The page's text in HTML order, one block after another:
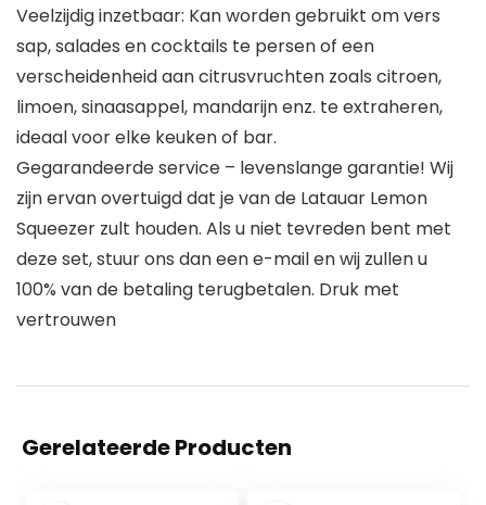
Veelzijdig inzetbaar: Kan worden gebruikt om vers
sap, salades en cocktails te persen of een
verscheidenheid aan citrusvruchten zoals citroen,
limoen, sinaasappel, mandarijn enz. te extraheren,
ideaal voor elke keuken of bar.
Gegarandeerde service – levenslange garantie! Wij
zijn ervan overtuigd dat je van de Latauar Lemon
Squeezer zult houden. Als u niet tevreden bent met
deze set, stuur ons dan een e-mail en wij zullen u
100% van de betaling terugbetalen. Druk met
vertrouwen
Gerelateerde Producten